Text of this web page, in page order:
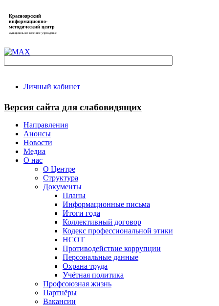
Красноярский
информационно-
методический центр
муниципальное казённое учреждение
Личный кабинет
Версия сайта для слабовидящих
Направления
Анонсы
Новости
Медиа
О нас
О Центре
Структура
Документы
Планы
Информационные письма
Итоги года
Коллективный договор
Кодекс профессиональной этики
НСОТ
Противодействие коррупции
Персональные данные
Охрана труда
Учётная политика
Профсоюзная жизнь
Партнёры
Вакансии